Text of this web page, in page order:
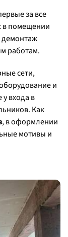
за все
в помещении
демонтаж
работам.
сети,
и
входа в
Как
, в оформлении
мотивы и